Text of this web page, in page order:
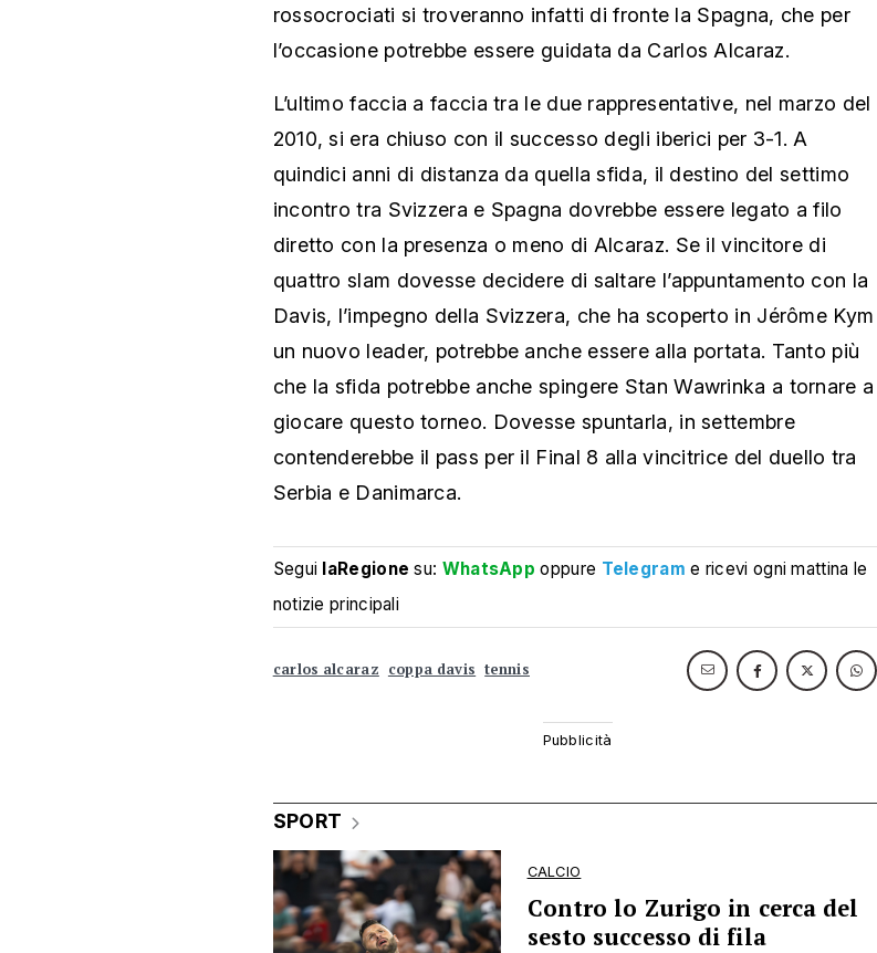
rossocrociati si troveranno infatti di fronte la Spagna, che per
l’occasione potrebbe essere guidata da Carlos Alcaraz.
L’ultimo faccia a faccia tra le due rappresentative, nel marzo del
2010, si era chiuso con il successo degli iberici per 3-1. A
quindici anni di distanza da quella sfida, il destino del settimo
incontro tra Svizzera e Spagna dovrebbe essere legato a filo
diretto con la presenza o meno di Alcaraz. Se il vincitore di
quattro slam dovesse decidere di saltare l’appuntamento con la
Davis, l’impegno della Svizzera, che ha scoperto in Jérôme Kym
un nuovo leader, potrebbe anche essere alla portata. Tanto più
che la sfida potrebbe anche spingere Stan Wawrinka a tornare a
giocare questo torneo. Dovesse spuntarla, in settembre
contenderebbe il pass per il Final 8 alla vincitrice del duello tra
Serbia e Danimarca.
Segui laRegione su: WhatsApp oppure Telegram e ricevi ogni mattina le
notizie principali
carlos alcaraz coppa davis tennis
SPORT
CALCIO
Contro lo Zurigo in cerca del
sesto successo di fila